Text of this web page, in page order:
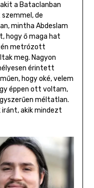
a Bataclanban
de
mintha Abdeslam
hogy ő maga hat
metrózott
meg. Nagyon
érintett
hogy oké, velem
éppen ott voltam,
méltatlan.
akik mindezt